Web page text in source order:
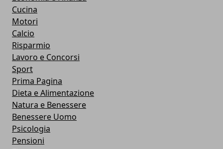
Cucina
Motori
Calcio
Risparmio
Lavoro e Concorsi
Sport
Prima Pagina
Dieta e Alimentazione
Natura e Benessere
Benessere Uomo
Psicologia
Pensioni